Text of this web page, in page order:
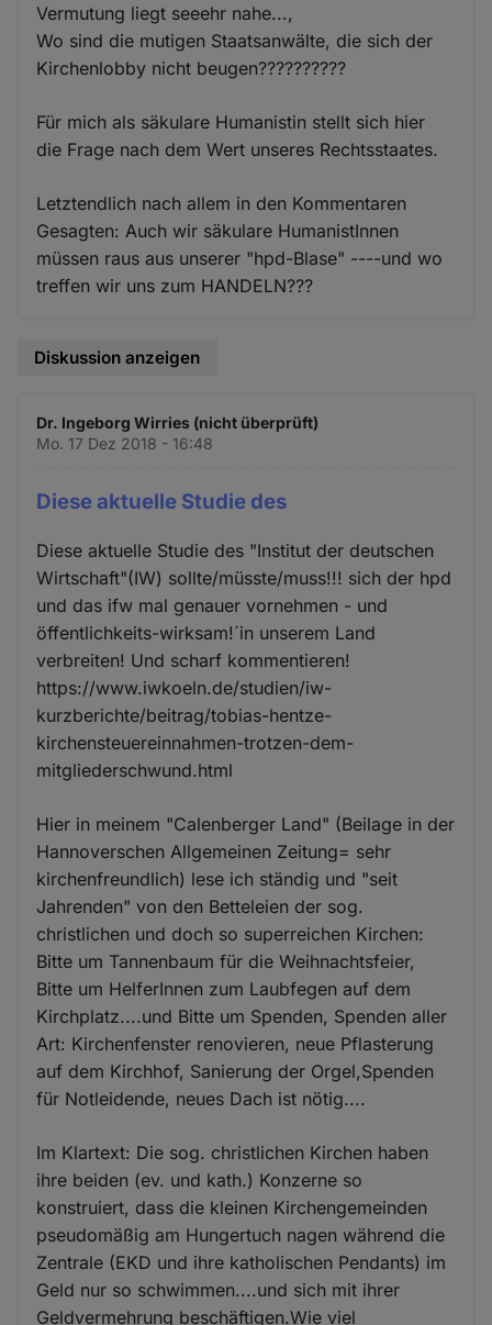
Vermutung liegt seeehr nahe...,
Wo sind die mutigen Staatsanwälte, die sich der
Kirchenlobby nicht beugen??????????
Für mich als säkulare Humanistin stellt sich hier
die Frage nach dem Wert unseres Rechtsstaates.
Letztendlich nach allem in den Kommentaren
Gesagten: Auch wir säkulare HumanistInnen
müssen raus aus unserer "hpd-Blase" ----und wo
treffen wir uns zum HANDELN???
Diskussion anzeigen
Dr. Ingeborg Wirries (nicht überprüft)
Mo. 17 Dez 2018 - 16:48
Diese aktuelle Studie des
Diese aktuelle Studie des "Institut der deutschen
Wirtschaft"(IW) sollte/müsste/muss!!! sich der hpd
und das ifw mal genauer vornehmen - und
öffentlichkeits-wirksam!´in unserem Land
verbreiten! Und scharf kommentieren!
https://www.iwkoeln.de/studien/iw-
kurzberichte/beitrag/tobias-hentze-
kirchensteuereinnahmen-trotzen-dem-
mitgliederschwund.html
Hier in meinem "Calenberger Land" (Beilage in der
Hannoverschen Allgemeinen Zeitung= sehr
kirchenfreundlich) lese ich ständig und "seit
Jahrenden" von den Betteleien der sog.
christlichen und doch so superreichen Kirchen:
Bitte um Tannenbaum für die Weihnachtsfeier,
Bitte um HelferInnen zum Laubfegen auf dem
Kirchplatz....und Bitte um Spenden, Spenden aller
Art: Kirchenfenster renovieren, neue Pflasterung
auf dem Kirchhof, Sanierung der Orgel,Spenden
für Notleidende, neues Dach ist nötig....
Im Klartext: Die sog. christlichen Kirchen haben
ihre beiden (ev. und kath.) Konzerne so
konstruiert, dass die kleinen Kirchengemeinden
pseudomäßig am Hungertuch nagen während die
Zentrale (EKD und ihre katholischen Pendants) im
Geld nur so schwimmen....und sich mit ihrer
Geldvermehrung beschäftigen.Wie viel